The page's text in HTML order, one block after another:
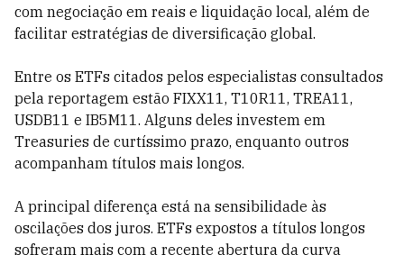
com negociação em reais e liquidação local, além de
facilitar estratégias de diversificação global.
Entre os ETFs citados pelos especialistas consultados
pela reportagem estão FIXX11, T10R11, TREA11,
USDB11 e IB5M11. Alguns deles investem em
Treasuries de curtíssimo prazo, enquanto outros
acompanham títulos mais longos.
A principal diferença está na sensibilidade às
oscilações dos juros. ETFs expostos a títulos longos
sofreram mais com a recente abertura da curva